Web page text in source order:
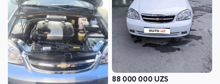
88 000 000 UZS